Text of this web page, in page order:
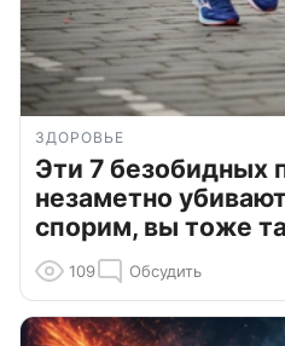
ЗДОРОВЬЕ
Эти 7 безобидных
незаметно
спорим, вы тоже
109 Обсудить